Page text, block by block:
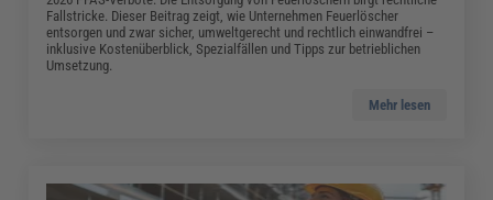
Fallstricke. Dieser Beitrag zeigt, wie Unternehmen Feuerlöscher
entsorgen und zwar sicher, umweltgerecht und rechtlich einwandfrei –
inklusive Kostenüberblick, Spezialfällen und Tipps zur betrieblichen
Umsetzung.
Mehr lesen